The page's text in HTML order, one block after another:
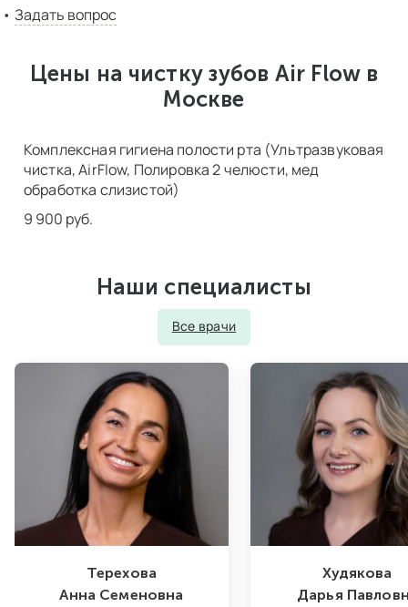
Задать вопрос
Цены на чистку зубов Air Flow в
Москве
Комплексная гигиена полости рта (Ультразвуковая
чистка, AirFlow, Полировка 2 челюсти, мед
обработка слизистой)
9 900 руб.
Наши специалисты
Все врачи
Терехова
Анна Семеновна
Худякова
Дарья